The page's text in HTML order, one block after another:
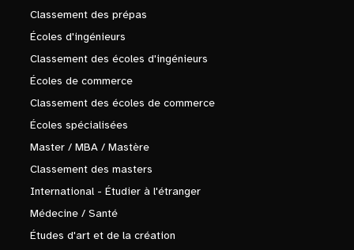
Classement des prépas
Écoles d'ingénieurs
Classement des écoles d'ingénieurs
Écoles de commerce
Classement des écoles de commerce
Écoles spécialisées
Master / MBA / Mastère
Classement des masters
International - Étudier à l'étranger
Médecine / Santé
Études d'art et de la création